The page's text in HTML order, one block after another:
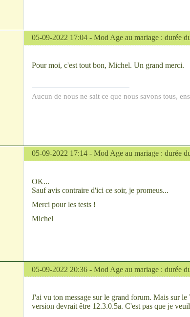
05-09-2022 17:04 - Mod Age au mariage : durée
Pour moi, c'est tout bon, Michel. Un grand merci.
Aucun de nous ne sait ce que nous savons tous,
05-09-2022 17:14 - Mod Age au mariage : durée
OK...
Sauf avis contraire d'ici ce soir, je promeus...
Merci pour les tests !
Michel
05-09-2022 20:36 - Mod Age au mariage : durée
J'ai vu ton message sur le grand forum. Mais sur
version devrait être 12.3.0.5a. C'est pas que je